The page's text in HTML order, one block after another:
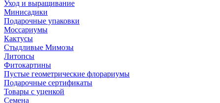
Уход и выращивание
Минисадики
Подарочные упаковки
Моссариумы
Кактусы
Стыдливые Мимозы
Литопсы
Фитокартины
Пустые геометрические флорариумы
Подарочные сертификаты
Товары с уценкой
Семена